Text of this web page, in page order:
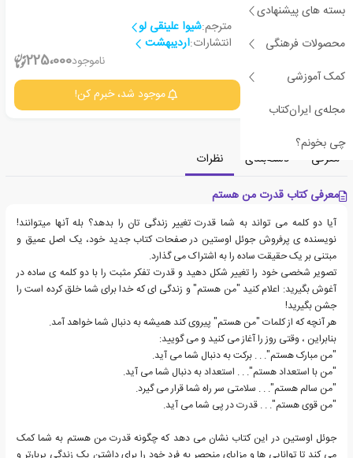
بسته های پیشنهادی
محصولات فرهنگی
کمک آموزشی
مجله‌ی ایران‌کتاب
چی بخونم؟
مترجم:شیوا علینقی لو
انتشارات:اردیبهشت
ناموجود225،000
موجود شد، خبرم کن!
معرفی دسته‌بندی
نظرات
معرفی کتاب قدرت من هستم
آیا دو کلمه می تواند به شما قدرت تغییر زندگی تان را بدهد؟ بله آنها میتوانند!
نویسنده ی پرفروش جوئل اوستین در صفحات کتاب جدید خود، یک اصل عمیق و
مبتنی بر یک حقیقت ساده را به اشتراک می گذارد.
تصویر شخصی خود را تغییر شکل دهید و قدرت تفکر مثبت را با دو کلمه ی ساده در
آغوش بگیرید: اعلام کنید "من هستم" و زندگی ای که خدا برای شما خلق کرده است را
جشن بگیرید!
هر آنچه که از کلمات "من هستم" پیروی کند همیشه به دنبال شما خواهد آمد.
بنابراین ، وقتی روز را آغاز می کنید و می گویید:
"من مبارک هستم". . . برکت به دنبال شما می آید.
"من با استعداد هستم". . . استعداد به دنبال شما می آید.
"من سالم هستم". . . سلامتی سر راه شما قرار می گیرد.
"من قوی هستم". . . قدرت در پی شما می آید.
جوئل اوستین در این کتاب نشان می دهد که چگونه قدرت من هستم به شما کمک